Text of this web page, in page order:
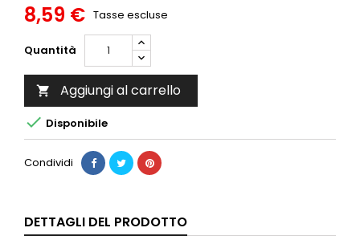
8,59 € Tasse escluse
Quantità
 Aggiungi al carrello
 Disponibile
Condividi
DETTAGLI DEL PRODOTTO